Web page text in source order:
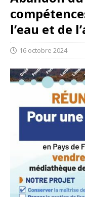
l’eau et de
16 octobre 2024